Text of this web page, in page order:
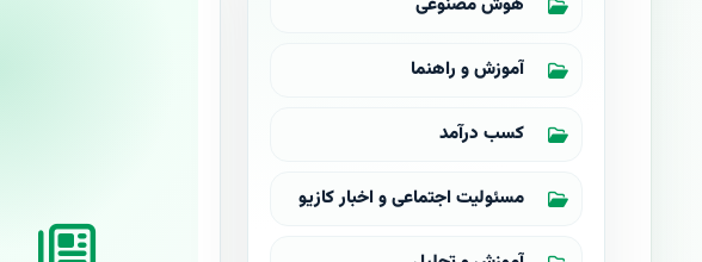
آموزش و راهنما
کسب درآمد
مسئولیت اجتماعی و اخبار کازیو